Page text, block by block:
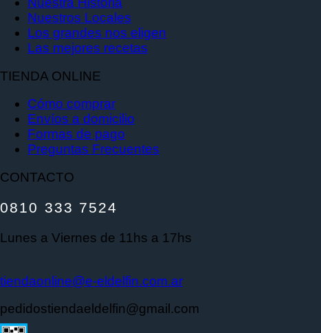
Nuestros Locales
Los grandes nos eligen
Las mejores recetas
TIENDA ONLINE
Cómo comprar
Envíos a domicilio
Formas de pago
Preguntas Frecuentes
CONTACTO
0810 333 7524
Lunes a Viernes de 11hs a 17hs
tiendaonline@e-eldelfin.com.ar
pedidostiendaeldelfin@gmail.com